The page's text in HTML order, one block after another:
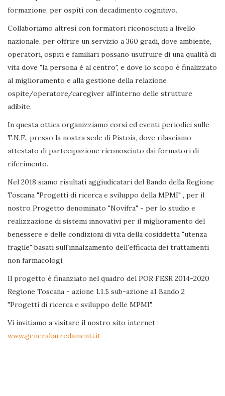
formazione, per ospiti con decadimento cognitivo.
Collaboriamo altresì con formatori riconosciuti a livello
nazionale, per offrire un servizio a 360 gradi, dove ambiente,
operatori, ospiti e familiari possano usufruire di una qualità di
vita dove "la persona è al centro", e dove lo scopo è finalizzato
al miglioramento e alla gestione della relazione
ospite/operatore/caregiver all'interno delle strutture
adibite.
In questa ottica organizziamo corsi ed eventi periodici sulle
T.N.F., presso la nostra sede di Pistoia, dove rilasciamo
attestato di partecipazione riconosciuto dai formatori di
riferimento.
Nel 2018 siamo risultati aggiudicatari del Bando della Regione
Toscana "Progetti di ricerca e sviluppo della MPMI" , per il
nostro Progetto denominato "Novifra" - per lo studio e
realizzazione di sistemi innovativi per il miglioramento del
benessere e delle condizioni di vita della cosiddetta "utenza
fragile" basati sull'innalzamento dell'efficacia dei trattamenti
non farmacologi.
Il progetto è finanziato nel quadro del POR FESR 2014-2020
Regione Toscana - azione 1.1.5 sub-azione a1 Bando 2
"Progetti di ricerca e sviluppo delle MPMI".
Vi invitiamo a visitare il nostro sito internet :
www.generaliarredamenti.it